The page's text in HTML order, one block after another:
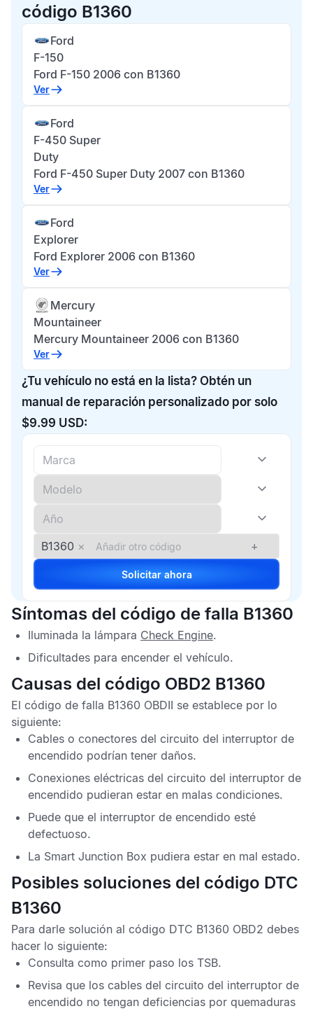
código B1360
Ford
F-150
Ford F-150 2006 con B1360
Ver
Ford
F-450 Super
Duty
Ford F-450 Super Duty 2007 con B1360
Ver
Ford
Explorer
Ford Explorer 2006 con B1360
Ver
Mercury
Mountaineer
Mercury Mountaineer 2006 con B1360
Ver
¿Tu vehículo no está en la lista? Obtén un
manual de reparación personalizado por solo
$9.99 USD:
B1360 × +
Solicitar ahora
Síntomas del código de falla B1360
Iluminada la lámpara Check Engine.
Dificultades para encender el vehículo.
Causas del código OBD2 B1360
El código de falla B1360 OBDII se establece por lo
siguiente:
Cables o conectores del circuito del interruptor de
encendido podrían tener daños.
Conexiones eléctricas del circuito del interruptor de
encendido pudieran estar en malas condiciones.
Puede que el interruptor de encendido esté
defectuoso.
La Smart Junction Box pudiera estar en mal estado.
Posibles soluciones del código DTC
B1360
Para darle solución al código DTC B1360 OBD2 debes
hacer lo siguiente:
Consulta como primer paso los TSB.
Revisa que los cables del circuito del interruptor de
encendido no tengan deficiencias por quemaduras